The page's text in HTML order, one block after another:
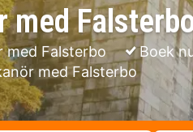
med
med Falsterbo
Boek
med Falsterbo